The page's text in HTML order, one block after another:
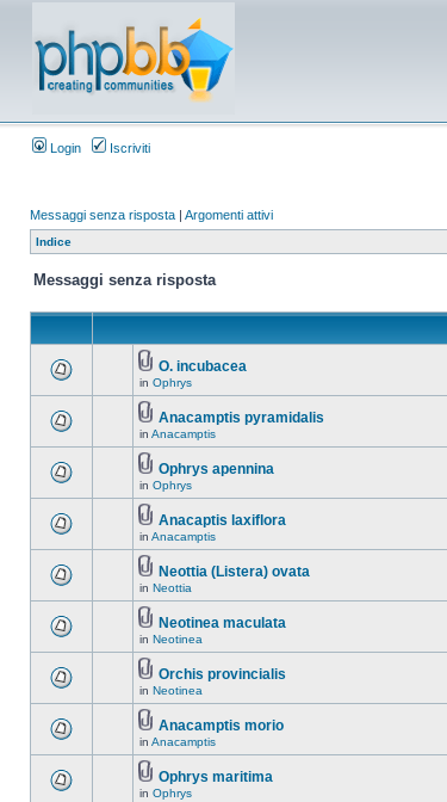
Login Iscriviti
Messaggi senza risposta | Argomenti attivi
Indice
Messaggi senza risposta
O. incubacea
in Ophrys
Anacamptis pyramidalis
in Anacamptis
Ophrys apennina
in Ophrys
Anacaptis laxiflora
in Anacamptis
Neottia (Listera) ovata
in Neottia
Neotinea maculata
in Neotinea
Orchis provincialis
in Neotinea
Anacamptis morio
in Anacamptis
Ophrys maritima
in Ophrys